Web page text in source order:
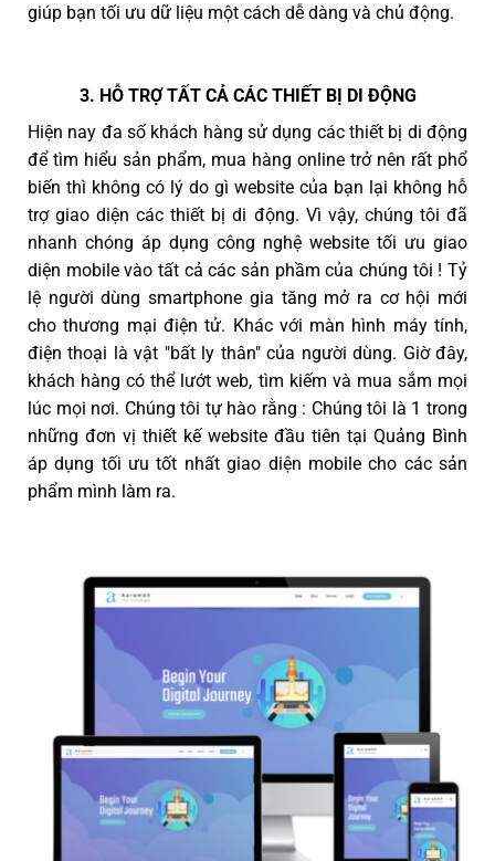
giúp bạn tối ưu dữ liệu một cách dễ dàng và chủ động.
3. HỖ TRỢ TẤT CẢ CÁC THIẾT BỊ DI ĐỘNG
Hiện nay đa số khách hàng sử dụng các thiết bị di động
để tìm hiểu sản phẩm, mua hàng online trở nên rất phổ
biến thì không có lý do gì website của bạn lại không hỗ
trợ giao diện các thiết bị di động. Vì vậy, chúng tôi đã
nhanh chóng áp dụng công nghệ website tối ưu giao
diện mobile vào tất cả các sản phầm của chúng tôi ! Tỷ
lệ người dùng smartphone gia tăng mở ra cơ hội mới
cho thương mại điện tử. Khác với màn hình máy tính,
điện thoại là vật "bất ly thân" của người dùng. Giờ đây,
khách hàng có thể lướt web, tìm kiếm và mua sắm mọi
lúc mọi nơi. Chúng tôi tự hào rằng : Chúng tôi là 1 trong
những đơn vị thiết kế website đầu tiên tại Quảng Bình
áp dụng tối ưu tốt nhất giao diện mobile cho các sản
phẩm mình làm ra.